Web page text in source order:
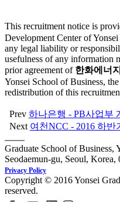
This recruitment notice is
Development Center of
any legal liability or
usefulness of any information
prior agreement of 한화에너지
Yonsei School of Business,
redistribution of this
Prev 하나은행 - PB사업부
Next 여천NCC - 2016 하
Graduate School of Business,
Seodaemun-gu, Seoul, Korea,
Privacy Policy
Copyright © 2016 Yonsei
reserved.